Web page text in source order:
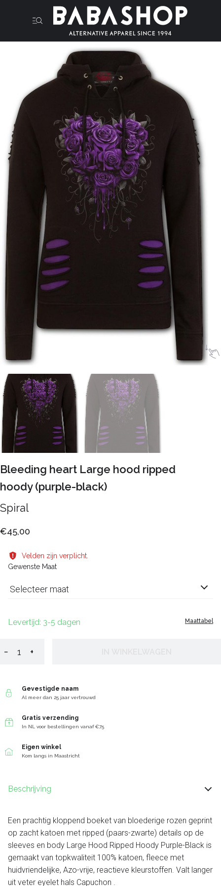
Bleeding heart Large hood ripped
hoody (purple-black)
Spiral
€45,00
Velden zijn verplicht.
Gewenste Maat
Selecteer maat
Maattabel
Levertijd: 3-5 dagen
− +
Gevestigde naam
Al meer dan 25 jaar vertrouwd
Gratis verzending
In NL voor bestellingen vanaf €75
Eigen winkel
Kom langs in Maastricht
Beschrijving
Een prachtig kloppend boeket van bloederige rozen geprint
op zacht katoen met ripped (paars-zwarte) details op de
sleeves en body Large Hood Ripped Hoody Purple-Black is
gemaakt van topkwaliteit 100% katoen, fleece met
huidvriendelijke, Azo-vrije, reactieve kleurstoffen. Valt langer
uit veter eyelet hals Capuchon .